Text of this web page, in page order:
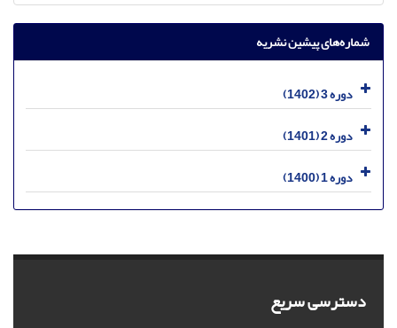
شماره‌های پیشین نشریه
دوره 3 (1402)
دوره 2 (1401)
دوره 1 (1400)
دسترسی سریع